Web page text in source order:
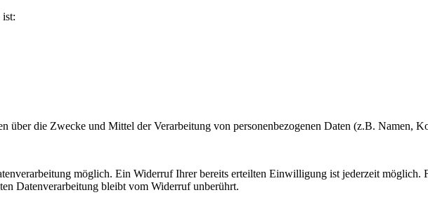
über die Zwecke und Mittel der Verarbeitung von personenbezogenen Daten (z.B. Namen,
möglich. Ein Widerruf Ihrer bereits erteilten Einwilligung ist jederzeit möglich.
Datenverarbeitung bleibt vom Widerruf unberührt.